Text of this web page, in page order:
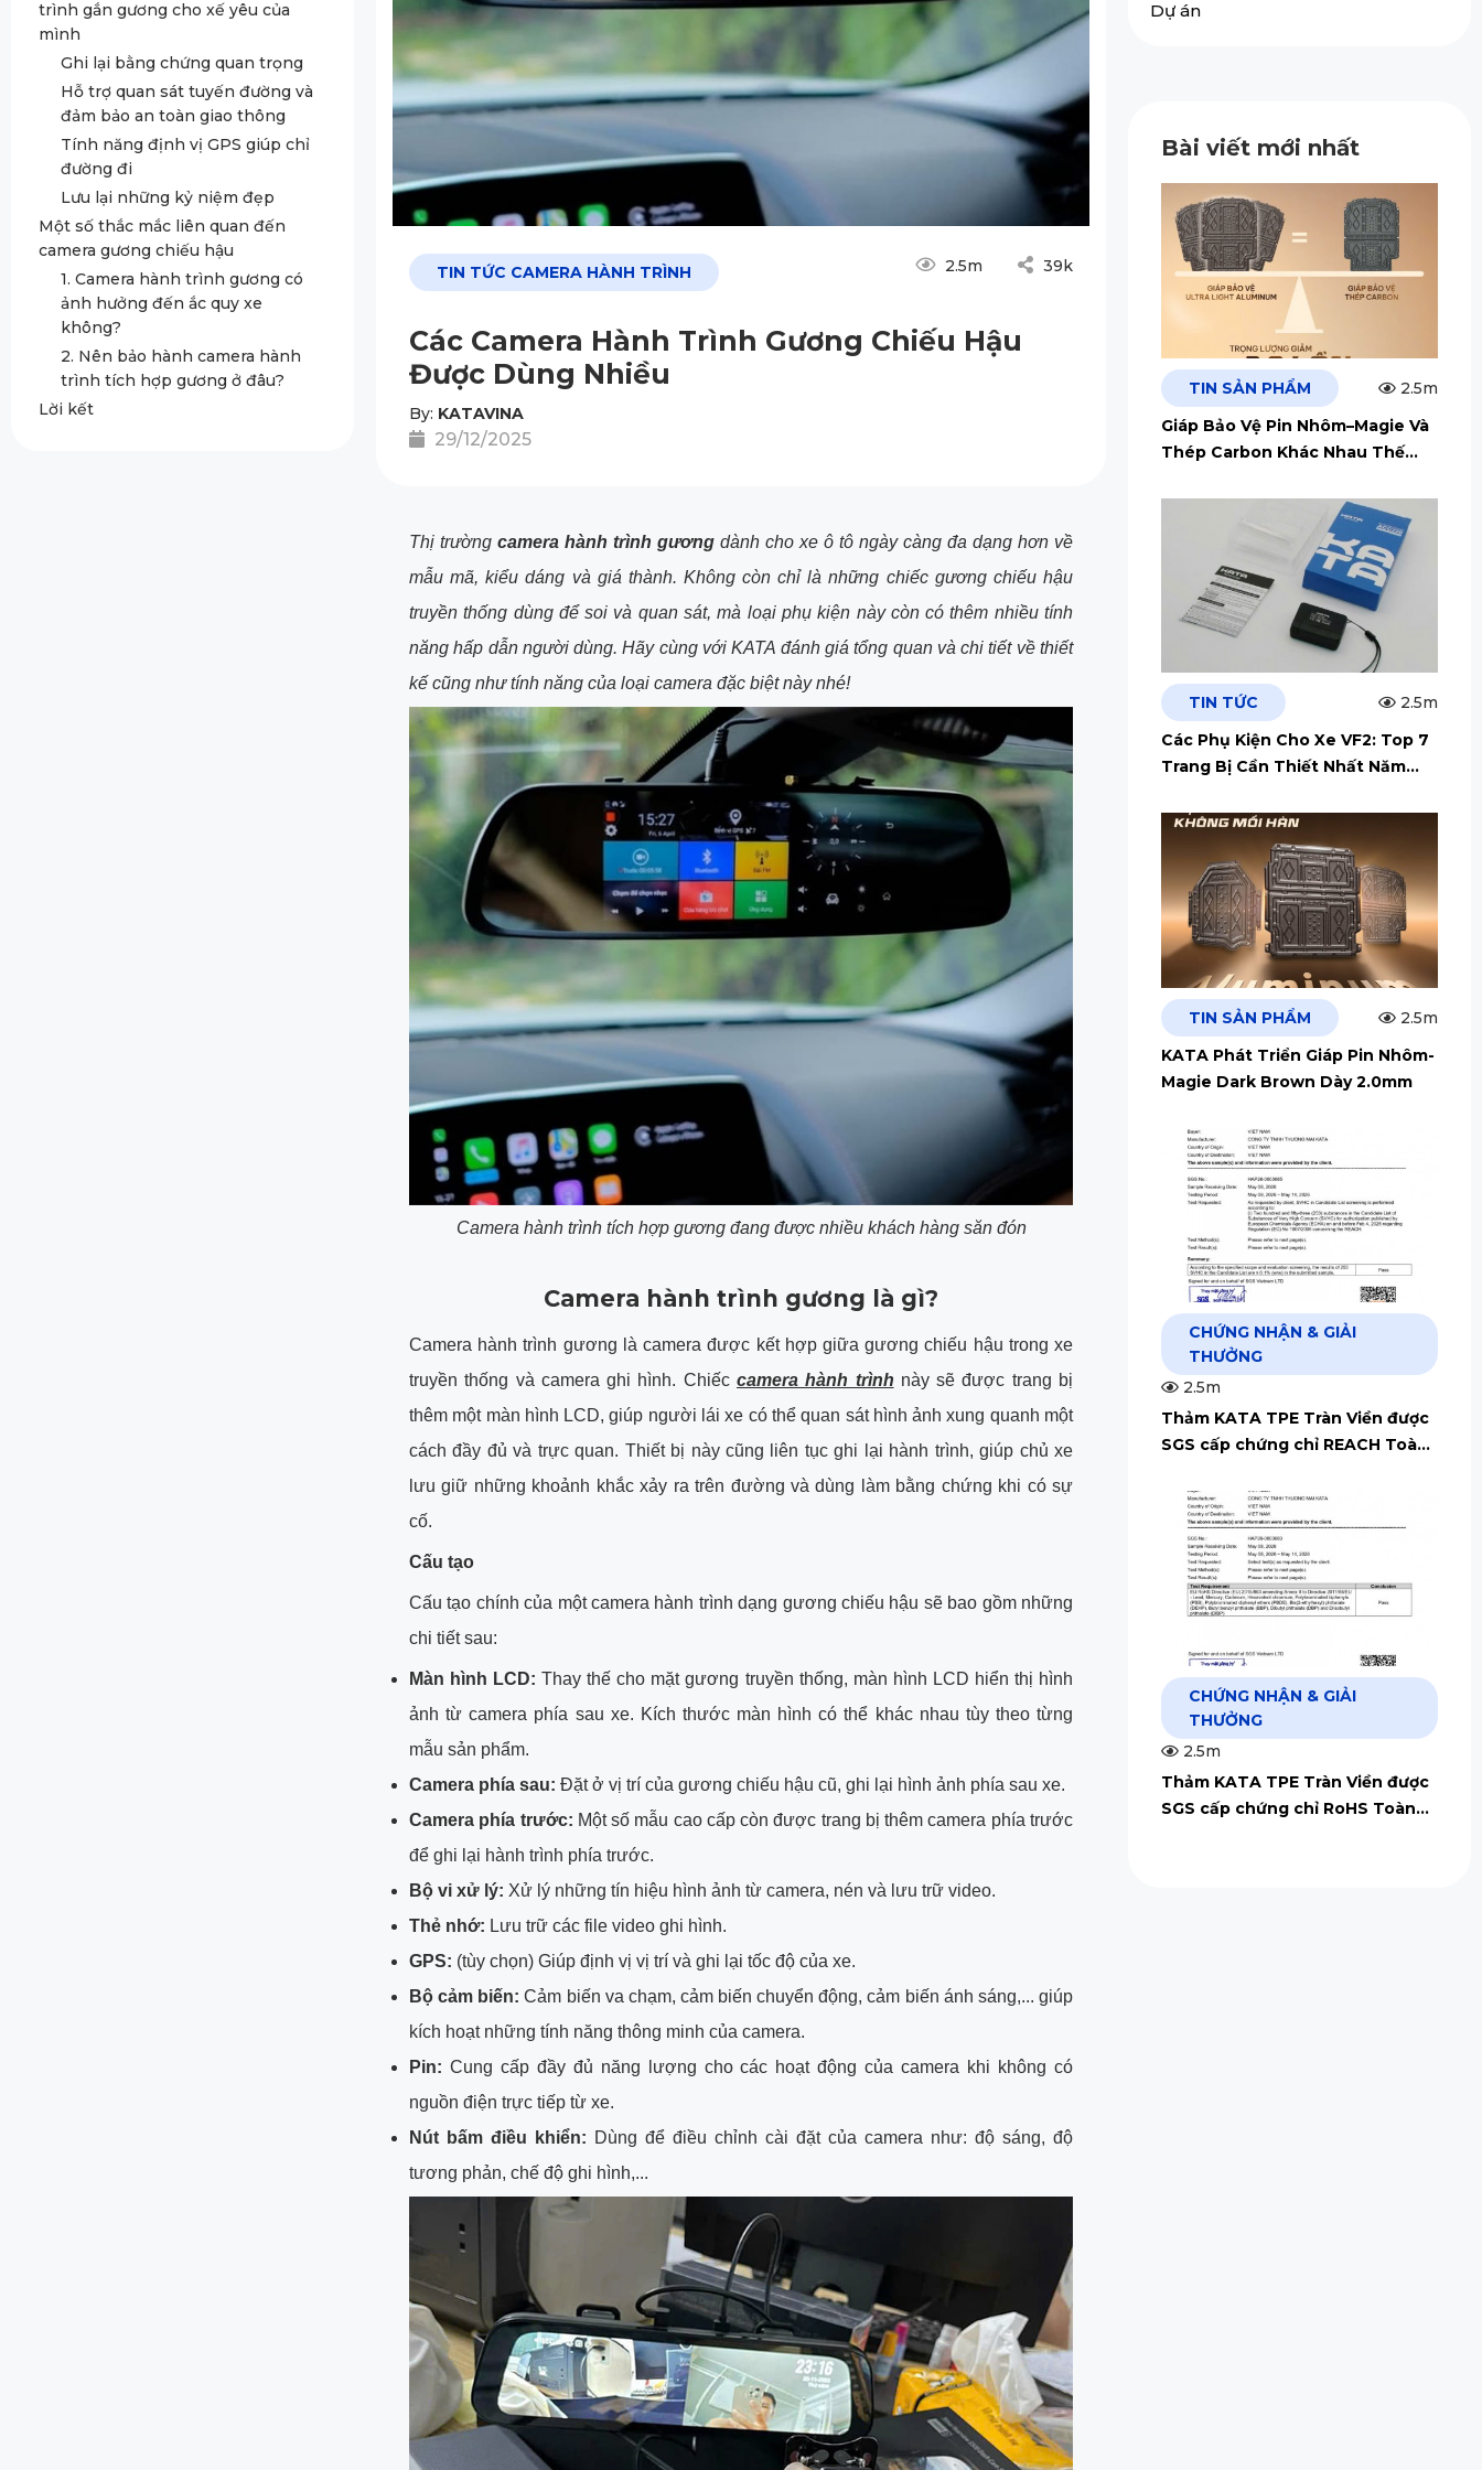
trình gắn gương cho xế yêu của
mình
Ghi lại bằng chứng quan trọng
Hỗ trợ quan sát tuyến đường và
đảm bảo an toàn giao thông
Tính năng định vị GPS giúp chỉ
đường đi
Lưu lại những kỷ niệm đẹp
Một số thắc mắc liên quan đến
camera gương chiếu hậu
1. Camera hành trình gương có
ảnh hưởng đến ắc quy xe
không?
2. Nên bảo hành camera hành
trình tích hợp gương ở đâu?
Lời kết
TIN TỨC CAMERA HÀNH TRÌNH 2.5m 39k
Các Camera Hành Trình Gương Chiếu Hậu
Được Dùng Nhiều
By: KATAVINA
29/12/2025
Thị trường camera hành trình gương dành cho xe ô tô ngày càng đa dạng hơn về
mẫu mã, kiểu dáng và giá thành. Không còn chỉ là những chiếc gương chiếu hậu
truyền thống dùng để soi và quan sát, mà loại phụ kiện này còn có thêm nhiều tính
năng hấp dẫn người dùng. Hãy cùng với KATA đánh giá tổng quan và chi tiết về thiết
kế cũng như tính năng của loại camera đặc biệt này nhé!
Camera hành trình tích hợp gương đang được nhiều khách hàng săn đón
Camera hành trình gương là gì?
Camera hành trình gương là camera được kết hợp giữa gương chiếu hậu trong xe
truyền thống và camera ghi hình. Chiếc camera hành trình này sẽ được trang bị
thêm một màn hình LCD, giúp người lái xe có thể quan sát hình ảnh xung quanh một
cách đầy đủ và trực quan. Thiết bị này cũng liên tục ghi lại hành trình, giúp chủ xe
lưu giữ những khoảnh khắc xảy ra trên đường và dùng làm bằng chứng khi có sự
cố.
Cấu tạo
Cấu tạo chính của một camera hành trình dạng gương chiếu hậu sẽ bao gồm những
chi tiết sau:
Màn hình LCD: Thay thế cho mặt gương truyền thống, màn hình LCD hiển thị hình
ảnh từ camera phía sau xe. Kích thước màn hình có thể khác nhau tùy theo từng
mẫu sản phẩm.
Camera phía sau: Đặt ở vị trí của gương chiếu hậu cũ, ghi lại hình ảnh phía sau xe.
Camera phía trước: Một số mẫu cao cấp còn được trang bị thêm camera phía trước
để ghi lại hành trình phía trước.
Bộ vi xử lý: Xử lý những tín hiệu hình ảnh từ camera, nén và lưu trữ video.
Thẻ nhớ: Lưu trữ các file video ghi hình.
GPS: (tùy chọn) Giúp định vị vị trí và ghi lại tốc độ của xe.
Bộ cảm biến: Cảm biến va chạm, cảm biến chuyển động, cảm biến ánh sáng,... giúp
kích hoạt những tính năng thông minh của camera.
Pin: Cung cấp đầy đủ năng lượng cho các hoạt động của camera khi không có
nguồn điện trực tiếp từ xe.
Nút bấm điều khiển: Dùng để điều chỉnh cài đặt của camera như: độ sáng, độ
tương phản, chế độ ghi hình,...
Dự án
Bài viết mới nhất
TIN SẢN PHẨM
2.5m
Giáp Bảo Vệ Pin Nhôm–Magie Và
Thép Carbon Khác Nhau Thế
TIN TỨC
2.5m
Các Phụ Kiện Cho Xe VF2: Top 7
Trang Bị Cần Thiết Nhất Năm
TIN SẢN PHẨM
2.5m
KATA Phát Triển Giáp Pin Nhôm-
Magie Dark Brown Dày 2.0mm
CHỨNG NHẬN & GIẢI
THƯỞNG
2.5m
Thảm KATA TPE Tràn Viền được
SGS cấp chứng chỉ REACH Toàn
CHỨNG NHẬN & GIẢI
THƯỞNG
2.5m
Thảm KATA TPE Tràn Viền được
SGS cấp chứng chỉ RoHS Toàn